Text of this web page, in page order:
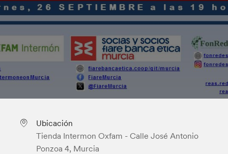
Ubicación
Tienda Intermon Oxfam - Calle José Antonio
Ponzoa 4, Murcia